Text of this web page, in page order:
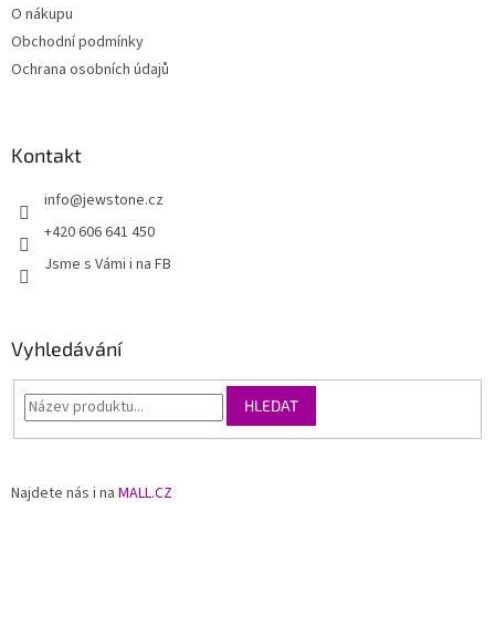
O nákupu
Obchodní podmínky
Ochrana osobních údajů
Kontakt
info@jewstone.cz
+420 606 641 450
Jsme s Vámi i na FB
Vyhledávání
HLEDAT
Najdete nás i na MALL.CZ